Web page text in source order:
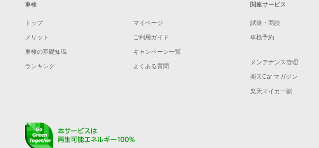
車検
トップ マイページ
メリット ご利用ガイド
車検の基礎知識 キャンペーン一覧
ランキング よくある質問
関連サービス
試乗・商談
車検予約
メンテナンス管理
楽天Car マガジン
楽天マイカー割